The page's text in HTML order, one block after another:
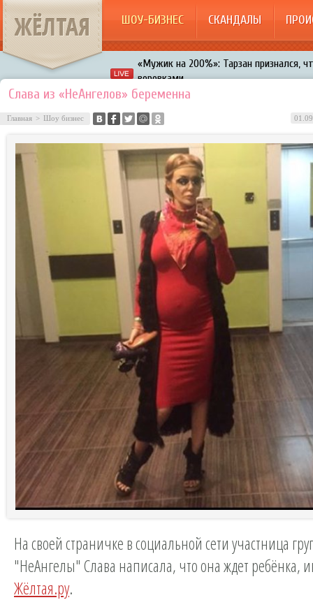
ЖЁЛТАЯ ШОУ-БИЗНЕС СКАНДАЛЫ
«Мужик на 200%»: Тарзан признался,
воровками
Расстались Энрике Иглесиас и Анна
Авербух зарождает в Бузовой новый
Слава из «НеАнгелов» беременна
Главная > Шоу бизнес
На своей страничке в социальной сети участница
"НеАнгелы" Слава написала, что она ждет ребёнка,
Жёлтая.ру.